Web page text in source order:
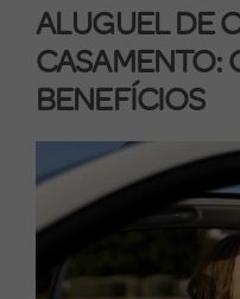
ALUGUEL DE
CASAMENTO:
BENEFÍCIOS